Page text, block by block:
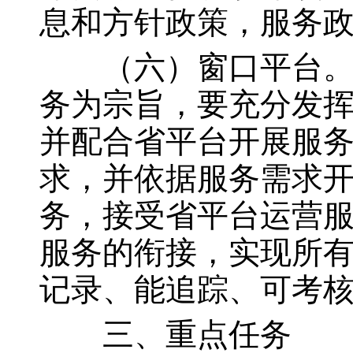
息和方针政策，服务
（六）窗口平台。
务为宗旨，要充分发
并配合省平台开展服
求，并依据服务需求
务，接受省平台运营
服务的衔接，实现所
记录、能追踪、可考
三、重点任务